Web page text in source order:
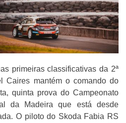
primeiras classificativas da 2ª
Caires mantém o comando do
quinta prova do Campeonato
da Madeira que está desde
O piloto do Skoda Fabia RS